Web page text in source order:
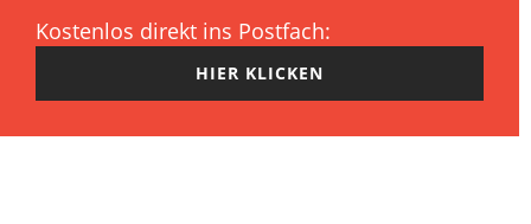
Kostenlos direkt ins Postfach:
HIER KLICKEN